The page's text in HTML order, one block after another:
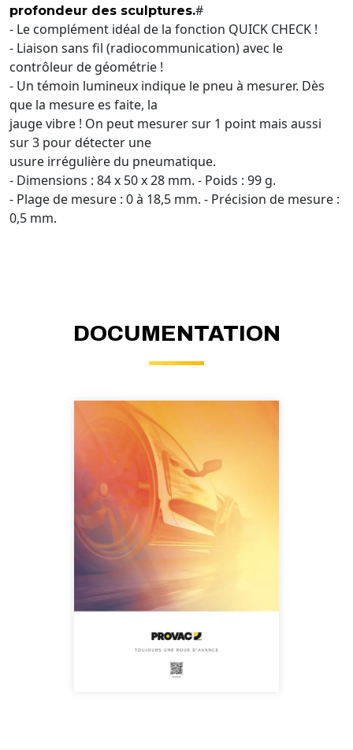
profondeur des sculptures.#
- Le complément idéal de la fonction QUICK CHECK !
- Liaison sans fil (radiocommunication) avec le
contrôleur de géométrie !
- Un témoin lumineux indique le pneu à mesurer. Dès
que la mesure es faite, la
jauge vibre ! On peut mesurer sur 1 point mais aussi
sur 3 pour détecter une
usure irrégulière du pneumatique.
- Dimensions : 84 x 50 x 28 mm. - Poids : 99 g.
- Plage de mesure : 0 à 18,5 mm. - Précision de mesure :
0,5 mm.
DOCUMENTATION